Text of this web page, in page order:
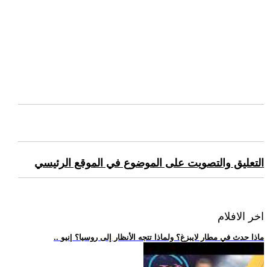
التعليق والتصويت على الموضوع في الموقع الرئيسي
اخر الافلام
.. ماذا حدث في مطار لايبزغ؟ ولماذا تتجه الأنظار إلى روسيا؟ |نيو